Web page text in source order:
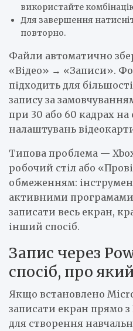
використайте
Для завершення
повторно.
Файли автоматично
«Відео» → «Записи».
підходить для
запису за
при 30 або 60 кадрах на
налаштувань
Типова проблема —
робочий стіл або
обмеженням:
активними
записати весь екран,
інший спосіб.
Запис через
спосіб, про
Якщо встановлено
записати екран прямо
для створення